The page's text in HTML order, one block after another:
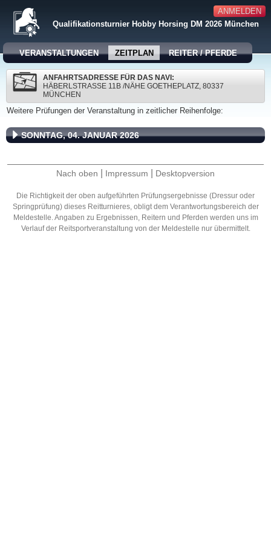
ANMELDEN
Qualifikationsturnier Hobby Horsing DM 2026 München
VERANSTALTUNGEN ZEITPLAN REITER / PFERDE
ANFAHRTSADRESSE FÜR DAS NAVI:
HÄBERLSTRASSE 11B /NÄHE GOETHEPLATZ, 80337 M
ÜNCHEN
Weitere Prüfungen der Veranstaltung in zeitlicher Reihenfolge:
SONNTAG, 04. JANUAR 2026
Nach oben Impressum Desktopversion
Die Richtigkeit der oben aufgeführten Prüfungsergebnisse (Dressur oder
Springprüfung) dieses Reitturnieres, obligt dem Verantwortungsbereich der
Meldestelle. Angaben zu Ergebnissen, Reitern und Pferden werden uns im
Verlauf der Reitsportveranstaltung von der Meldestelle nur übermittelt.